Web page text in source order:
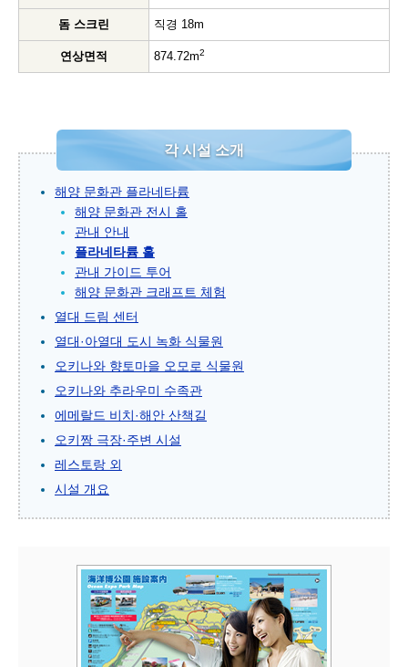
돔 스크린 직경 18m
연상면적 874.72m2
각 시설 소개
해양 문화관 플라네타륨
해양 문화관 전시 홀
관내 안내
플라네타륨 홀
관내 가이드 투어
해양 문화관 크래프트 체험
열대 드림 센터
열대·아열대 도시 녹화 식물원
오키나와 향토마을 오모로 식물원
오키나와 추라우미 수족관
에메랄드 비치·해안 산책길
오키짱 극장·주변 시설
레스토랑 외
시설 개요